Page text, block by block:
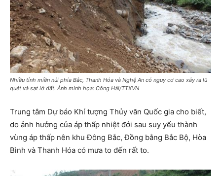
Nhiều tỉnh miền núi phía Bắc, Thanh Hóa và Nghệ An có nguy cơ cao xảy ra lũ
quét và sạt lở đất. Ảnh minh họa: Công Hải/TTXVN
Trung tâm Dự báo Khí tượng Thủy văn Quốc gia cho biết,
do ảnh hưởng của áp thấp nhiệt đới sau suy yếu thành
vùng áp thấp nên khu Đông Bắc, Đồng bằng Bắc Bộ, Hòa
Bình và Thanh Hóa có mưa to đến rất to.